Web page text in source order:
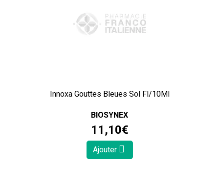
Innoxa Gouttes Bleues Sol Fl/10Ml
BIOSYNEX
11 ,10€
Ajouter